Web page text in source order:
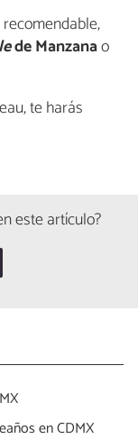
de Manzanao
te harás
este artículo?
en CDMX